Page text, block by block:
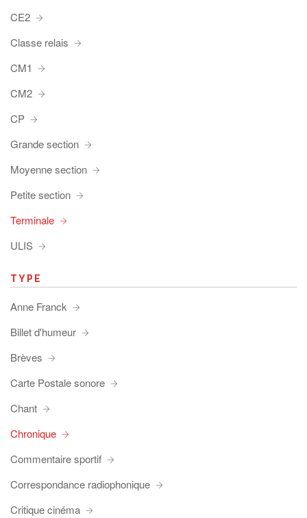
CE2
Classe relais
CM1
CM2
CP
Grande section
Moyenne section
Petite section
Terminale
ULIS
TYPE
Anne Franck
Billet d'humeur
Brèves
Carte Postale sonore
Chant
Chronique
Commentaire sportif
Correspondance radiophonique
Critique cinéma